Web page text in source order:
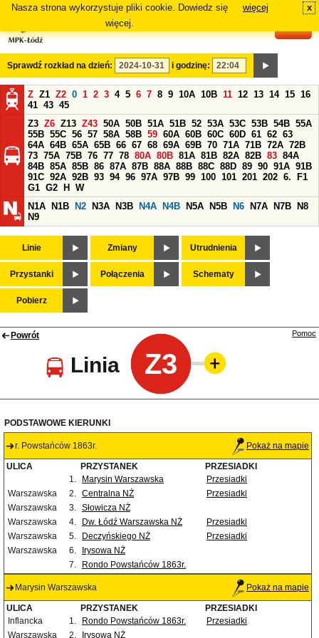
Nasza strona wykorzystuje pliki cookie. Dowiedz się
więcej.
więcej x
Sprawdź rozkład na dzień: i godzinę:
Z Z1 Z2 0 1 2 3 4 5 6 7 8 9 10A 10B 11 12 13 14 15 16
41 43 45
Z3 Z6 Z13 Z43 50A 50B 51A 51B 52 53A 53C 53B 54B 55A
55B 55C 56 57 58A 58B 59 60A 60B 60C 60D 61 62 63
64A 64B 65A 65B 66 67 68 69A 69B 70 71A 71B 72A 72B
73 75A 75B 76 77 78 80A 80B 81A 81B 82A 82B 83 84A
84B 85A 85B 86 87A 87B 88A 88B 88C 88D 89 90 91A 91B
91C 92A 92B 93 94 96 97A 97B 99 100 101 201 202 6.
F1
G1 G2 H
W
N1A
N1B N2 N3A N3B N4A N4B N5A N5B N6 N7A N7B
N8
N9
Linie Zmiany Utrudnienia
Przystanki Połączenia Schematy
Pobierz
Powrót
Linia Z3
Pomoc
PODSTAWOWE KIERUNKI
r. Powstańców 1863r. Pokaż na mapie
ULICA PRZYSTANEK
PRZESIADKI
1.
Marysin Warszawska
Przesiadki
Warszawska
2. Centralna NŻ
Przesiadki
Warszawska
3. Słowicza NŻ
Warszawska
4. Dw. Łódź Warszawska NŻ
Przesiadki
Warszawska
5. Deczyńskiego NŻ
Przesiadki
Warszawska
6.
Irysowa NŻ
7.
Rondo Powstańców 1863r.
Marysin Warszawska Pokaż na mapie
ULICA PRZYSTANEK
PRZESIADKI
Inflancka
1. Rondo Powstańców 1863r.
Przesiadki
Warszawska
2. Irysowa NŻ